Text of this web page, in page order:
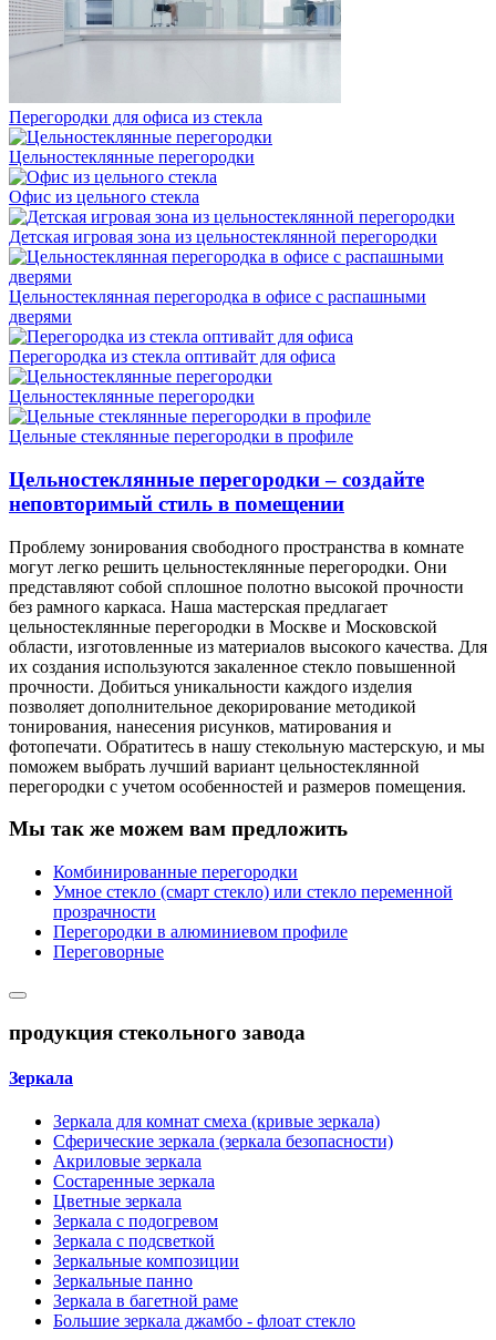
Перегородки для офиса из стекла
Цельностеклянные перегородки
Офис из цельного стекла
Детская игровая зона из цельностеклянной перегородки
Цельностеклянная перегородка в офисе с распашными
дверями
Перегородка из стекла оптивайт для офиса
Цельностеклянные перегородки
Цельные стеклянные перегородки в профиле
Цельностеклянные перегородки – создайте
неповторимый стиль в помещении
Проблему зонирования свободного пространства в комнате
могут легко решить цельностеклянные перегородки. Они
представляют собой сплошное полотно высокой прочности
без рамного каркаса. Наша мастерская предлагает
цельностеклянные перегородки в Москве и Московской
области, изготовленные из материалов высокого качества. Для
их создания используются закаленное стекло повышенной
прочности. Добиться уникальности каждого изделия
позволяет дополнительное декорирование методикой
тонирования, нанесения рисунков, матирования и
фотопечати. Обратитесь в нашу стекольную мастерскую, и мы
поможем выбрать лучший вариант цельностеклянной
перегородки с учетом особенностей и размеров помещения.
Мы так же можем вам предложить
Комбинированные перегородки
Умное стекло (смарт стекло) или стекло переменной
прозрачности
Перегородки в алюминиевом профиле
Переговорные
продукция стекольного завода
Зеркала
Зеркала для комнат смеха (кривые зеркала)
Сферические зеркала (зеркала безопасности)
Акриловые зеркала
Состаренные зеркала
Цветные зеркала
Зеркала с подогревом
Зеркала с подсветкой
Зеркальные композиции
Зеркальные панно
Зеркала в багетной раме
Большие зеркала джамбо - флоат стекло